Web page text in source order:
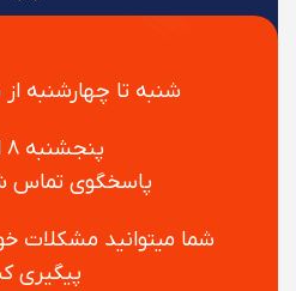
شنبه تا چهارشنبه از ساعت ۸
پنجشنبه ۸ الی ۱۴
پاسخگوی تماس
شما میتوانید مشکلات خود
پیگیری کنید